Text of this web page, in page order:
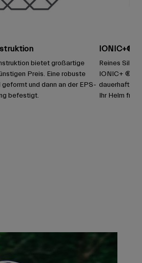
bietet großartige
Preis. Eine robuste
und dann an der EPS-
befestigt.
IONIC+®
Reines
IONIC+ ®
dauerhaften
Ihr Helm